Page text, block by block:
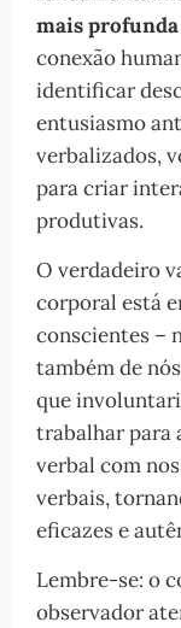
mais profunda
conexão
identificar
entusiasmo
verbalizados,
para criar
produtivas.
O verdadeiro
corporal está
conscientes –
também de
que
trabalhar para
verbal com
verbais,
eficazes e
Lembre-se: o
observador